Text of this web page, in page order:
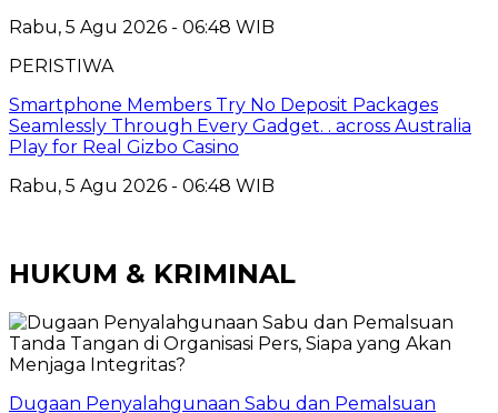
Rabu, 5 Agu 2026 - 06:48 WIB
PERISTIWA
Smartphone Members Try No Deposit Packages
Seamlessly Through Every Gadget. . across Australia
Play for Real Gizbo Casino
Rabu, 5 Agu 2026 - 06:48 WIB
HUKUM & KRIMINAL
Dugaan Penyalahgunaan Sabu dan Pemalsuan